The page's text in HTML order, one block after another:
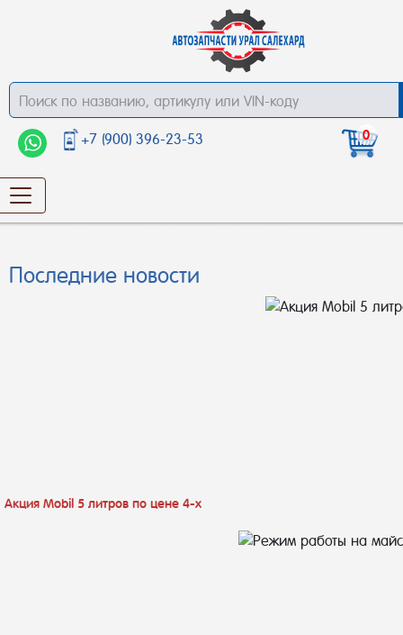
+7 (900) 396-23-53 0
Последние новости
Акция Mobil 5 литров по цене 4-х